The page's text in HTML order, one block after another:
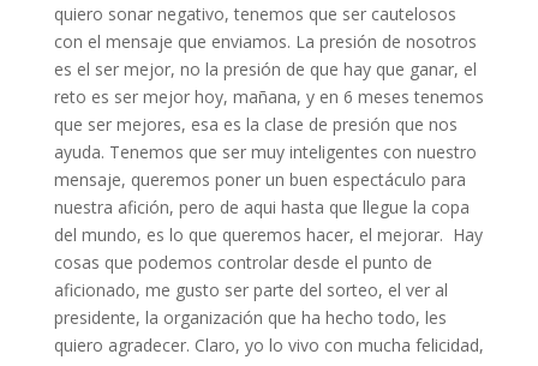
quiero sonar negativo, tenemos que ser cautelosos
con el mensaje que enviamos. La presión de nosotros
es el ser mejor, no la presión de que hay que ganar, el
reto es ser mejor hoy, mañana, y en 6 meses tenemos
que ser mejores, esa es la clase de presión que nos
ayuda. Tenemos que ser muy inteligentes con nuestro
mensaje, queremos poner un buen espectáculo para
nuestra afición, pero de aqui hasta que llegue la copa
del mundo, es lo que queremos hacer, el mejorar. Hay
cosas que podemos controlar desde el punto de
aficionado, me gusto ser parte del sorteo, el ver al
presidente, la organización que ha hecho todo, les
quiero agradecer. Claro, yo lo vivo con mucha felicidad,